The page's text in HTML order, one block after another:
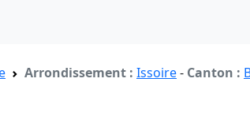
Arrondissement : Issoire- Canton :